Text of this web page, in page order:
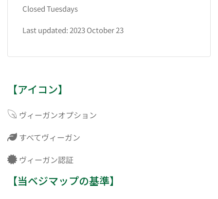
Closed Tuesdays
Last updated: 2023 October 23
【アイコン】
ヴィーガンオプション
すべてヴィーガン
ヴィーガン認証
【当ベジマップの基準】